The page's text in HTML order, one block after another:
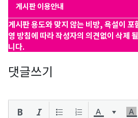
게시판 이용안내
게시판 용도와 맞지 않는 비방, 욕설이
영 방침에 따라 작성자의 의견없이 삭제
니다.
댓글쓰기